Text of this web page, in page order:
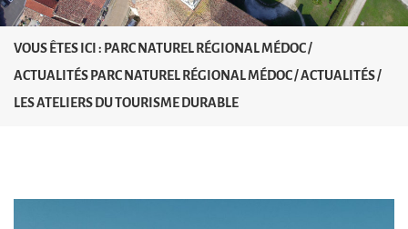
VOUS ÊTES ICI : PARC NATUREL RÉGIONAL MÉDOC/
ACTUALITÉS PARC NATUREL RÉGIONAL MÉDOC/ACTUALITÉS/
LES ATELIERS DU TOURISME DURABLE